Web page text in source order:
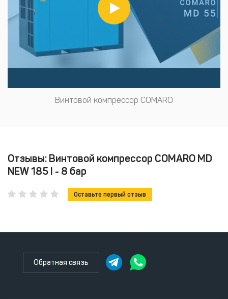
Винтовой компрессор COMARO
Отзывы: Винтовой компрессор COMARO MD
NEW 185 I - 8 бар
Оставьте первый отзыв
Обратная связь